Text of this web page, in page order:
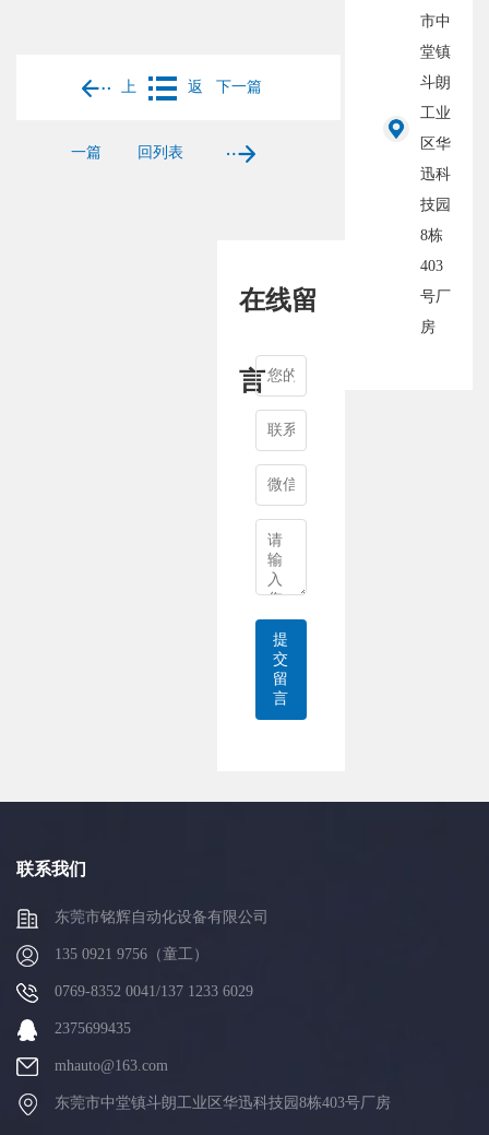
上
一篇
返
回列表
下一篇
市中
堂镇
斗朗
工业
区华
迅科
技园
8栋
403
号厂
房
在线留
言
提
交
留
言
联系我们
东莞市铭辉自动化设备有限公司
135 0921 9756（童工）
0769-8352 0041/137 1233 6029
2375699435
mhauto@163.com
东莞市中堂镇斗朗工业区华迅科技园8栋403号厂房